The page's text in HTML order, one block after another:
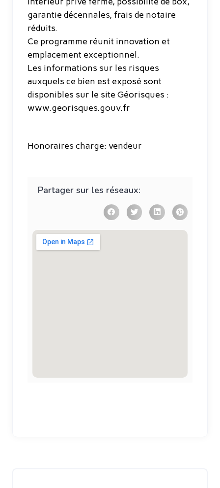
garantie décennales, frais de notaire
réduits.
Ce programme réunit innovation et
emplacement exceptionnel.
Les informations sur les risques
auxquels ce bien est exposé sont
disponibles sur le site Géorisques :
www.georisques.gouv.fr
Honoraires charge: vendeur
Partager sur les réseaux: